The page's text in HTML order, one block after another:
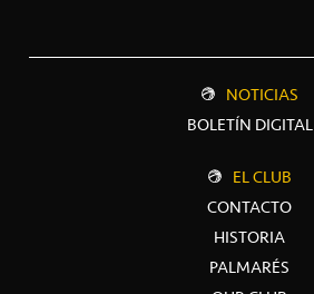
NOTICIAS
BOLETÍN DIGITAL
EL CLUB
CONTACTO
HISTORIA
PALMARÉS